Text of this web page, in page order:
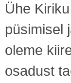
Ühe
püsimisel
oleme
osadust